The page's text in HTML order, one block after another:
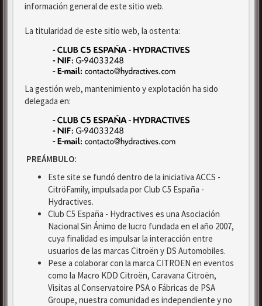
información general de este sitio web.
La titularidad de este sitio web, la ostenta:
La gestión web, mantenimiento y explotación ha sido
delegada en:
PREÁMBULO:
Este site se fundó dentro de la iniciativa ACCS -
CitröFamily, impulsada por Club C5 España -
Hydractives.
Club C5 España - Hydractives es una Asociación
Nacional Sin Ánimo de lucro fundada en el año 2007,
cuya finalidad es impulsar la interacción entre
usuarios de las marcas Citroën y DS Automobiles.
Pese a colaborar con la marca CITROEN en eventos
como la Macro KDD Citroën, Caravana Citroën,
Visitas al Conservatoire PSA o Fábricas de PSA
Groupe, nuestra comunidad es independiente y no